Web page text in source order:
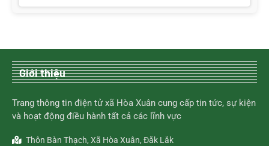
Giới thiệu
Trang thông tin điện tử xã Hòa Xuân cung cấp tin tức, sự kiện
và hoạt động điều hành tất cả các lĩnh vực
Thôn Bàn Thạch, Xã Hòa Xuân, Đắk Lắk